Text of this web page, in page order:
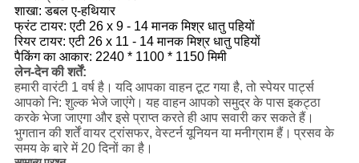
शाखा: डबल ए-हथियार
फ्रंट टायर: एटी 26 x 9 - 14 मानक मिश्र धातु पहियों
रियर टायर: एटी 26 x 11 - 14 मानक मिश्र धातु पहियों
पैकिंग का आकार: 2240 * 1100 * 1150 मिमी
लेन-देन की शर्तें:
हमारी वारंटी 1 वर्ष है। यदि आपका वाहन टूट गया है, तो स्पेयर पार्ट्स
आपको नि: शुल्क भेजे जाएंगे। यह वाहन आपको समुद्र के पास इकट्ठा
करके भेजा जाएगा और इसे प्राप्त करते ही आप सवारी कर सकते हैं।
भुगतान की शर्तें वायर ट्रांसफर, वेस्टर्न यूनियन या मनीग्राम हैं। प्रसव के
समय के बारे में 20 दिनों का है।